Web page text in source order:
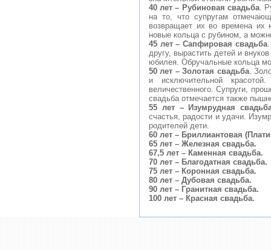
40 лет – Рубиновая свадьба.
на то, что супругам
возвращает их во времена их
новые кольца с рубином, а
45 лет – Сапфировая свадьба.
другу, вырастить детей и
юбилея. Обручальные кольца
50 лет – Золотая свадьба.
и исключительной
величественного. Супруги,
свадьба отмечается также
55 лет – Изумрудная
счастья, радости и удачи.
родителей дети.
60 лет – Бриллиантовая
65 лет – Железная свадьба.
67,5 лет – Каменная свадьба.
70 лет – Благодатная свадьба.
75 лет – Коронная свадьба.
80 лет – Дубовая свадьба.
90 лет – Гранитная свадьба.
100 лет – Красная свадьба.